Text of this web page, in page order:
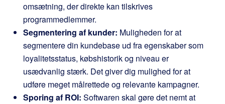
omsætning, der direkte kan tilskrives
programmedlemmer.
Segmentering af kunder: Muligheden for at
segmentere din kundebase ud fra egenskaber som
loyalitetsstatus, købshistorik og niveau er
usædvanlig stærk. Det giver dig mulighed for at
udføre meget målrettede og relevante kampagner.
Sporing af ROI: Softwaren skal gøre det nemt at